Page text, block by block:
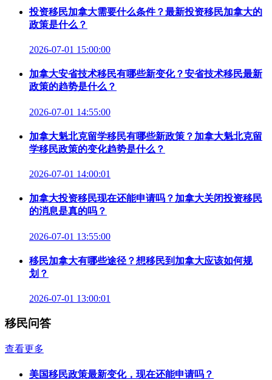
投资移民加拿大需要什么条件？最新投资移民加拿大的
政策是什么？
2026-07-01 15:00:00
加拿大安省技术移民有哪些新变化？安省技术移民最新
政策的趋势是什么？
2026-07-01 14:55:00
加拿大魁北克留学移民有哪些新政策？加拿大魁北克留
学移民政策的变化趋势是什么？
2026-07-01 14:00:01
加拿大投资移民现在还能申请吗？加拿大关闭投资移民
的消息是真的吗？
2026-07-01 13:55:00
移民加拿大有哪些途径？想移民到加拿大应该如何规
划？
2026-07-01 13:00:01
移民问答
查看更多
美国移民政策最新变化，现在还能申请吗？